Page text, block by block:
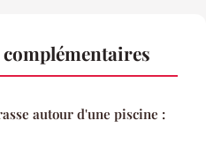
autour d'une piscine :